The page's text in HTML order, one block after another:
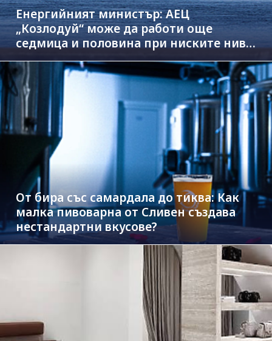
Енергийният министър: АЕЦ
„Козлодуй“ може да работи още
седмица и половина при ниските нива
на Дунав
От бира със самардала до тиква: Как
малка пивоварна от Сливен създава
нестандартни вкусове?